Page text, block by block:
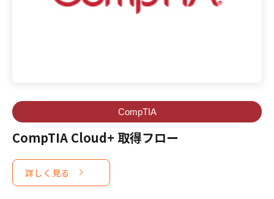
CompTIA
CompTIA Cloud+ 取得フロー
詳しく見る